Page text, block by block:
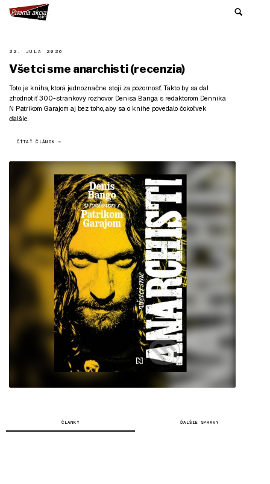
22. JÚLA 2026
Všetci sme anarchisti (recenzia)
Toto je kniha, ktorá jednoznačne stojí za pozornosť. Takto by sa dal
zhodnotiť 300-stránkový rozhovor Denisa Banga s redaktorom Denníka
N Patrikom Garajom aj bez toho, aby sa o knihe povedalo čokoľvek
ďalšie.
ČÍTAŤ ČLÁNOK →
ČLÁNKY ĎALŠIE SPRÁVY